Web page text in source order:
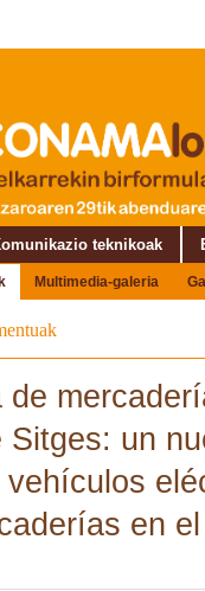
teknikoak
Multimedia-galeria
un
en